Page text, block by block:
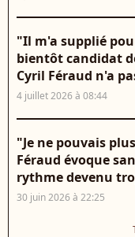
"Il m'a supplié
bientôt candidat
Cyril Féraud n'a
4 juillet 2026 à 08:44
"Je ne pouvais
Féraud évoque
rythme devenu
30 juin 2026 à 22:25